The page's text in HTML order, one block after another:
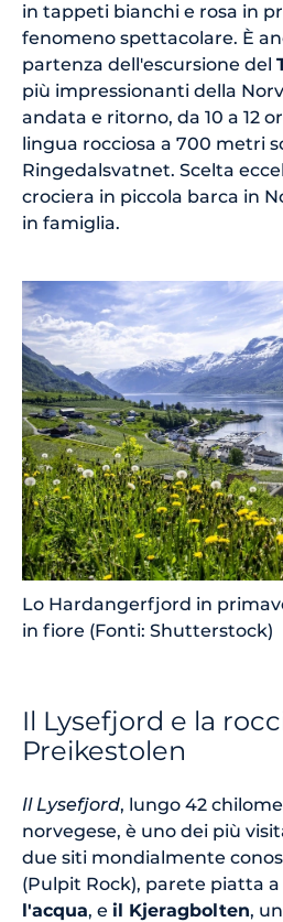
in tappeti bianchi e rosa in
fenomeno spettacolare. È
partenza dell'escursione del
più impressionanti della
andata e ritorno, da 10 a 12
lingua rocciosa a 700 metri
Ringedalsvatnet. Scelta
crociera in piccola barca in
in famiglia.
Lo Hardangerfjord in
in fiore (Fonti: Shutterstock)
Il Lysefjord e la
Preikestolen
Il Lysefjord, lungo 42
norvegese, è uno dei più
due siti mondialmente
(Pulpit Rock), parete piatta a
l'acqua, e il Kjeragbolten,